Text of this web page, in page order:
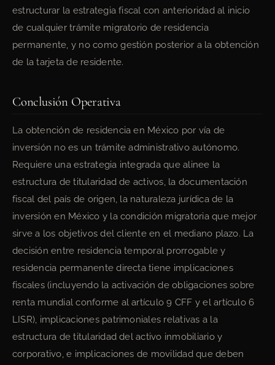
estructurar la estrategia fiscal con anterioridad al inicio
de cualquier trámite migratorio de residencia
permanente, y no como gestión posterior a la obtención
de la tarjeta de residente.
Conclusión Operativa
La obtención de residencia en México por vía de
inversión no es un trámite administrativo autónomo.
Requiere una estrategia integrada que alinee la
estructura de titularidad de activos, la documentación
fiscal del país de origen, la naturaleza jurídica de la
inversión en México y la condición migratoria que mejor
sirve a los objetivos del cliente en el mediano plazo. La
decisión entre residencia temporal prorrogable y
residencia permanente directa tiene implicaciones
fiscales (incluyendo la activación de obligaciones sobre
renta mundial conforme al artículo 9 CFF y el artículo 6
LISR), implicaciones patrimoniales relativas a la
estructura de titularidad del activo inmobiliario y
corporativo, e implicaciones de movilidad que deben